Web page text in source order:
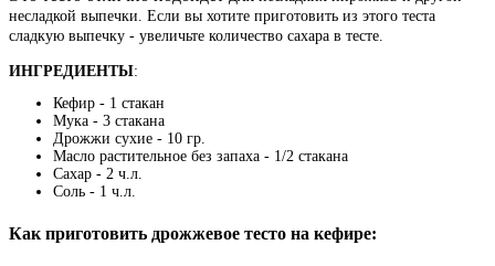
несладкой выпечки. Если вы хотите приготовить из этого теста
сладкую выпечку - увеличьте количество сахара в тесте.
ИНГРЕДИЕНТЫ:
Кефир - 1 стакан
Мука - 3 стакана
Дрожжи сухие - 10 гр.
Масло растительное без запаха - 1/2 стакана
Сахар - 2 ч.л.
Соль - 1 ч.л.
Как приготовить дрожжевое тесто на кефире: